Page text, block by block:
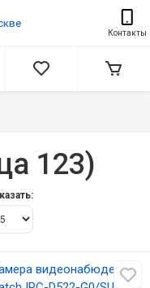
Контакты
123)